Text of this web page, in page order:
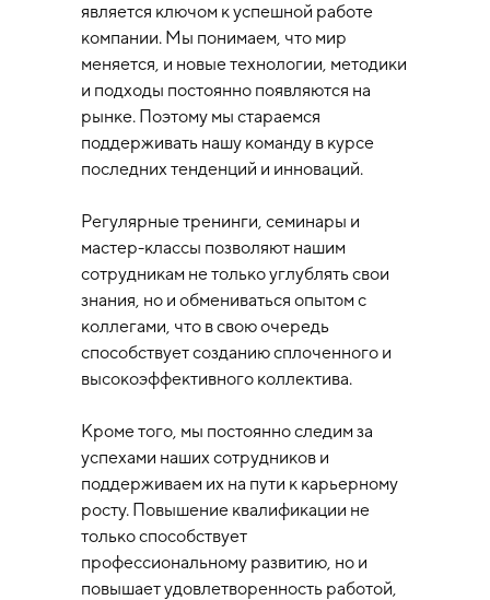
является ключом к успешной работе
компании. Мы понимаем, что мир
меняется, и новые технологии, методики
и подходы постоянно появляются на
рынке. Поэтому мы стараемся
поддерживать нашу команду в курсе
последних тенденций и инноваций.
Регулярные тренинги, семинары и
мастер-классы позволяют нашим
сотрудникам не только углублять свои
знания, но и обмениваться опытом с
коллегами, что в свою очередь
способствует созданию сплоченного и
высокоэффективного коллектива.
Кроме того, мы постоянно следим за
успехами наших сотрудников и
поддерживаем их на пути к карьерному
росту. Повышение квалификации не
только способствует
профессиональному развитию, но и
повышает удовлетворенность работой,